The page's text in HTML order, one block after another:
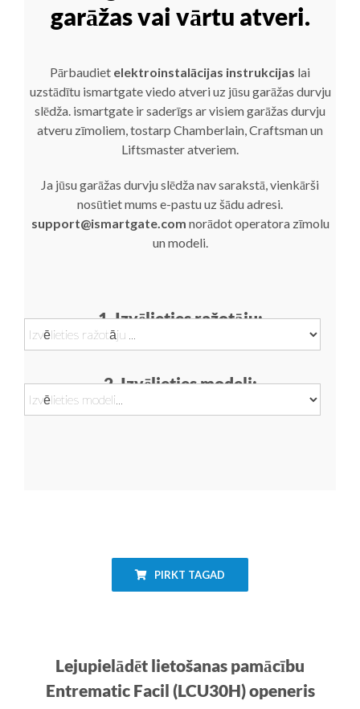
garāžas vai vārtu atveri.
Pārbaudiet elektroinstalācijas instrukcijas lai
uzstādītu ismartgate viedo atveri uz jūsu garāžas durvju
slēdža. ismartgate ir saderīgs ar visiem garāžas durvju
atveru zīmoliem, tostarp Chamberlain, Craftsman un
Liftsmaster atveriem.
Ja jūsu garāžas durvju slēdža nav sarakstā, vienkārši
nosūtiet mums e-pastu uz šādu adresi.
support@ismartgate.com norādot operatora zīmolu
un modeli.
1. Izvēlieties ražotāju:
2. Izvēlieties modeli:
PIRKT TAGAD
Lejupielādēt lietošanas pamācību
Entrematic Facil (LCU30H) openeris